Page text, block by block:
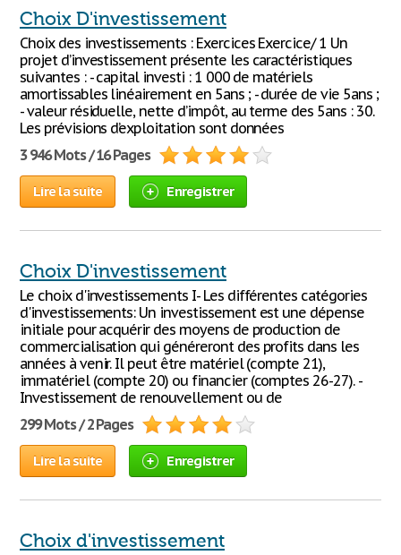
Choix D'investissement
Choix des investissements : Exercices Exercice/ 1 Un
projet d’investissement présente les caractéristiques
suivantes : - capital investi : 1 000 de matériels
amortissables linéairement en 5ans ; - durée de vie 5ans ;
- valeur résiduelle, nette d’impôt, au terme des 5ans : 30.
Les prévisions d’exploitation sont données
3 946 Mots / 16 Pages
Lire la suite Enregistrer
Choix D'investissement
Le choix d'investissements I- Les différentes catégories
d'investissements: Un investissement est une dépense
initiale pour acquérir des moyens de production de
commercialisation qui généreront des profits dans les
années à venir. Il peut être matériel (compte 21),
immatériel (compte 20) ou financier (comptes 26-27). -
Investissement de renouvellement ou de
299 Mots / 2 Pages
Lire la suite Enregistrer
Choix d'investissement